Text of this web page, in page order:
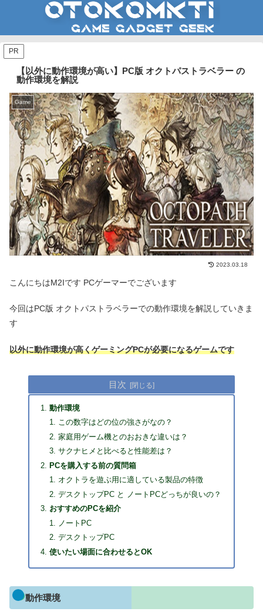
PR
【以外に動作環境が高い】PC版 オクトパストラベラー の
動作環境を解説
Game
2023.03.18
こんにちはM2Iです PCゲーマーでございます
今回はPC版 オクトパストラベラーでの動作環境を解説していきま
す
以外に動作環境が高くゲーミングPCが必要になるゲームです
目次
動作環境
この数字はどの位の強さがなの？
家庭用ゲーム機とのおおきな違いは？
サクナヒメと比べると性能差は？
PCを購入する前の質問箱
オクトラを遊ぶ用に適している製品の特徴
デスクトップPC と ノートPCどっちが良いの？
おすすめのPCを紹介
ノートPC
デスクトップPC
使いたい場面に合わせるとOK
動作環境